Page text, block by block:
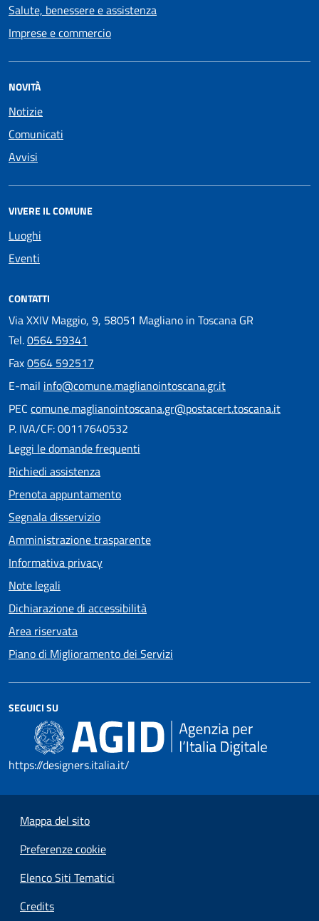
Salute, benessere e assistenza
Imprese e commercio
NOVITÀ
Notizie
Comunicati
Avvisi
VIVERE IL COMUNE
Luoghi
Eventi
CONTATTI
Via XXIV Maggio, 9, 58051 Magliano in Toscana GR
Tel.0564 59341
Fax0564 592517
E-mail info@comune.maglianointoscana.gr.it
PEC comune.maglianointoscana.gr@postacert.toscana.it
P. IVA/CF: 00117640532
Leggi le domande frequenti
Richiedi assistenza
Prenota appuntamento
Segnala disservizio
Amministrazione trasparente
Informativa privacy
Note legali
Dichiarazione di accessibilità
Area riservata
Piano di Miglioramento dei Servizi
SEGUICI SU
https://designers.italia.it/
Mappa del sito
Preferenze cookie
Elenco Siti Tematici
Credits